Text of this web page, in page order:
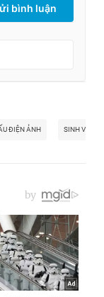
bình luận
ĐIỆN ẢNH SINH VIÊN